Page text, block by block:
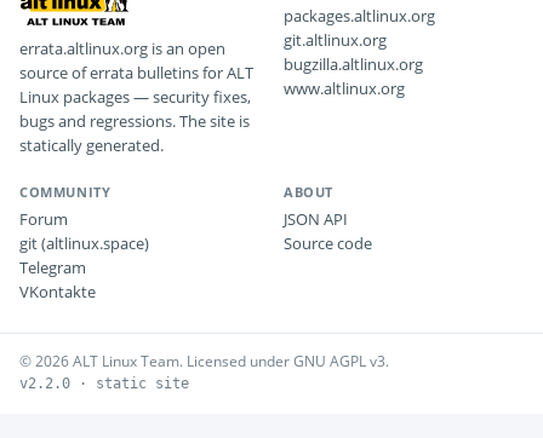
errata.altlinux.org is an open
source of errata bulletins for ALT
Linux packages — security fixes,
bugs and regressions. The site is
statically generated.
packages.altlinux.org
git.altlinux.org
bugzilla.altlinux.org
www.altlinux.org
COMMUNITY
Forum
git (altlinux.space)
Telegram
VKontakte
ABOUT
JSON API
Source code
© 2026 ALT Linux Team. Licensed under GNU AGPL v3.
v2.2.0 · static site